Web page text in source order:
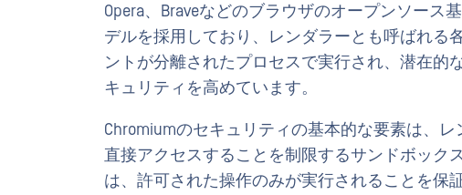
Opera、Braveなどのブラウザのオープンソース
デルを採用しており、レンダラーとも呼ばれる
ントが分離されたプロセスで実行され、潜在的
キュリティを高めています。
Chromiumのセキュリティの基本的な要素は、
直接アクセスすることを制限するサンドボック
は、許可された操作のみが実行されることを保